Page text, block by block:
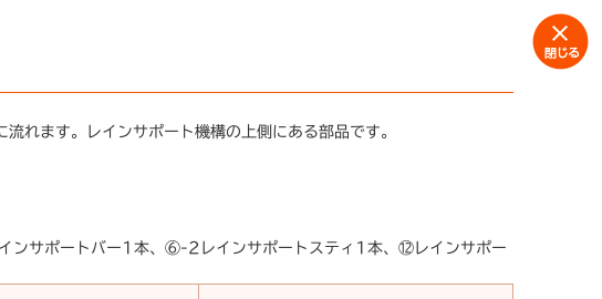
れます。レインサポート機構の上側にある部品です。
ンサポートバー1本、⑥-2レインサポートスティ1本、⑫レインサポー